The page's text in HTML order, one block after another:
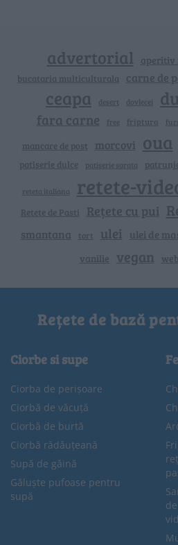
advertorial aperitiv
bucataria multiculturala carne de
ceapa desert dovlecei
fara carne free friptura
mancare de post morcovi oua
patiserie dulce patiserie sarata
reteta italiana retete-
Retete de Pasti Rețete cu pui
smantana tort ulei ulei de
vanilie vegan web
Rețete de bază
Ciorbe si supe
Ciorba de perișoare
Ciorbă de văcuță
Ciorbă de burtă
Ciorbă rădăuțeană
Supă de găină
Găluște pufoase pentru
supă